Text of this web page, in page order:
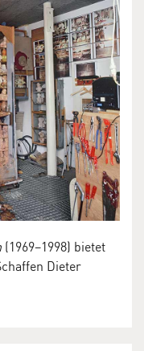
(1969–1998) bietet
Dieter